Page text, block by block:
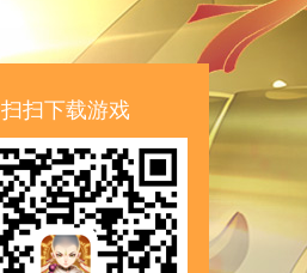
扫扫下载游戏